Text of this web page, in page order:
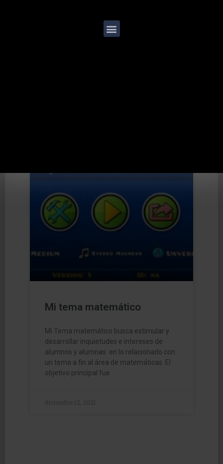
Simón Álvarez García Simón ingresó al
Claustro en Tercero en el 2018. Hace
Mi tema matemático
Mi Tema matemático busca estimular y
desarrollar inquietudes e intereses de
alumnos y alumnas en lo relacionado con
un tema a fin al área de matemáticas. El
objetivo principal fue